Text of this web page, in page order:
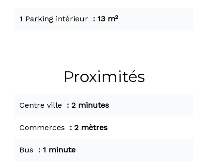
1 Parking intérieur 13 m²
Proximités
Centre ville 2 minutes
Commerces 2 mètres
Bus 1 minute